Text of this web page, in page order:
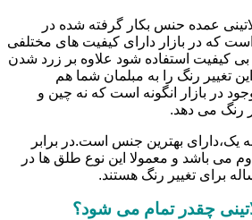
عمده حنس بکار گرفته شده در
که در بازار دارای کیفیت های مختلفی
بی کیفیت استفاده شود علاوه بر زرد شدن
تغییر رنگ را به مبلمان شما هم
در بازار انگونه است که نه چین و
رنگ می دهد.
یک،دارای بهترین جنس است.در برابر
می باشد و معمولا این نوع طلق ها در
برای تغییر رنگ هستند.
چقدر تمام می شود؟